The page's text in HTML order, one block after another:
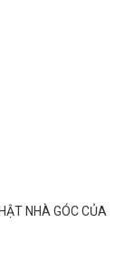
NHÀ GÓC CỦA